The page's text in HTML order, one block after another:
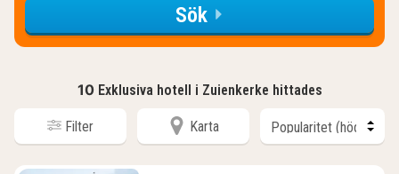
Sök
10 Exklusiva hotell i Zuienkerke hittades
Filter Karta